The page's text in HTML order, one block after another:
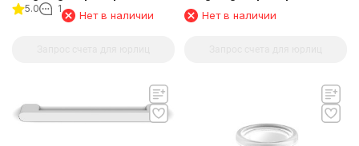
к стене одинарный 40 см
5.0 1
Нет в наличии
к стене одинарный 80 см
24001C
Нет в наличии